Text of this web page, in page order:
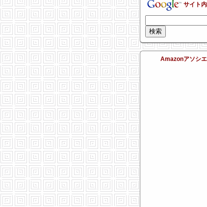
サイト
Amazonアソシ